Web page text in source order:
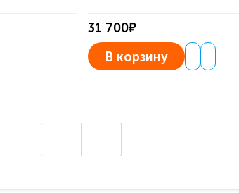
31 700₽
В корзину